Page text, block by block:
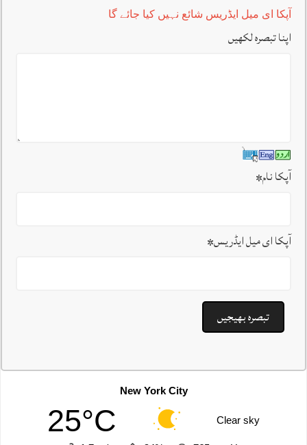
آپکا ای میل ایڈریس شائع نہیں کیا جائے گا
اپنا تبصرہ لکھیں
آپکا نام*
آپکا ای میل ایڈریس*
New York City
25°C Clear sky